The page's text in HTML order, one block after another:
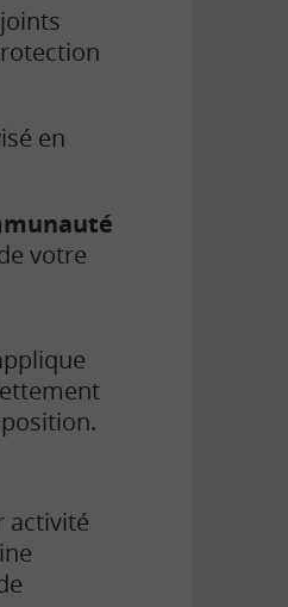
en
votre
activité